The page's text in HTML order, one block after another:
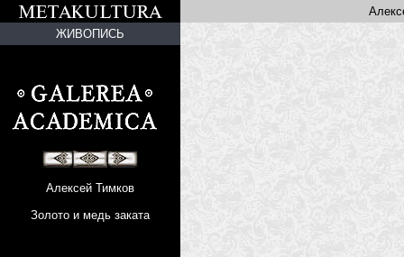
ЖИВОПИСЬ
Алексей Тимков
Золото и медь заката